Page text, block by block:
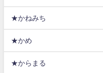
★かねみち
★かめ
★からまる